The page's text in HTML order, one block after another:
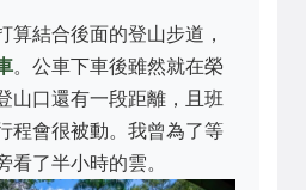
算結合後面的登山步道，
。公車下車後雖然就在榮
山口還有一段距離，且班
程會很被動。我曾為了等
看了半小時的雲。